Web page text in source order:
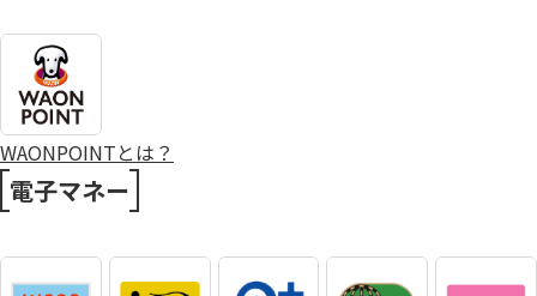
WAONPOINTとは？
電子マネー